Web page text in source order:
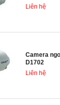
Liên hệ
Camera
D1702
Liên hệ